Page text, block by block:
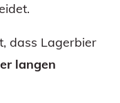
dass Lagerbier
langen